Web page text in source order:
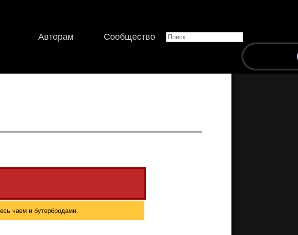
Авторам Сообщество
чаем и бутербродами.